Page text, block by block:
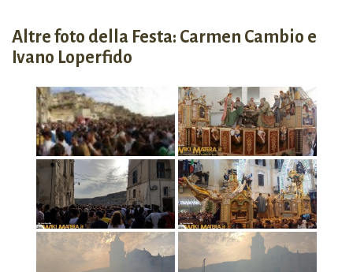
Altre foto della Festa: Carmen Cambio e
Ivano Loperfido